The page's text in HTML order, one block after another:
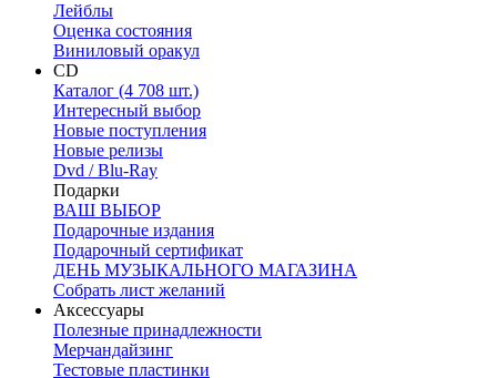
Лейблы
Оценка состояния
Виниловый оракул
CD
Каталог (4 708 шт.)
Интересный выбор
Новые поступления
Новые релизы
Dvd / Blu-Ray
Подарки
ВАШ ВЫБОР
Подарочные издания
Подарочный сертификат
ДЕНЬ МУЗЫКАЛЬНОГО МАГАЗИНА
Собрать лист желаний
Аксессуары
Полезные принадлежности
Мерчандайзинг
Тестовые пластинки